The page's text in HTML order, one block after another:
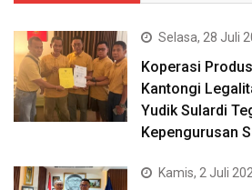
Selasa, 28 Juli
Koperasi
Kantongi
Yudik Sulardi
Kepengurusan
Kamis, 2 Juli